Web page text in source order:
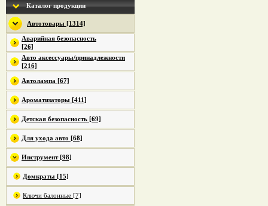
Каталог продукции
Автотовары [1314]
Аварийная безопасность
[26]
Авто аксессуары/принадлежности
[216]
Автолампа [67]
Ароматизаторы [411]
Детская безопасность [69]
Для ухода авто [68]
Инструмент [98]
Домкраты [15]
Ключи балонные [7]